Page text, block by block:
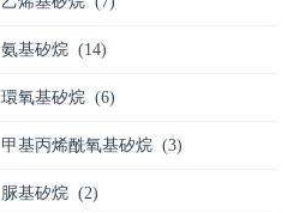
氨基矽烷 (14)
環氧基矽烷 (6)
甲基丙烯酰氧基矽烷 (3)
脲基矽烷 (2)